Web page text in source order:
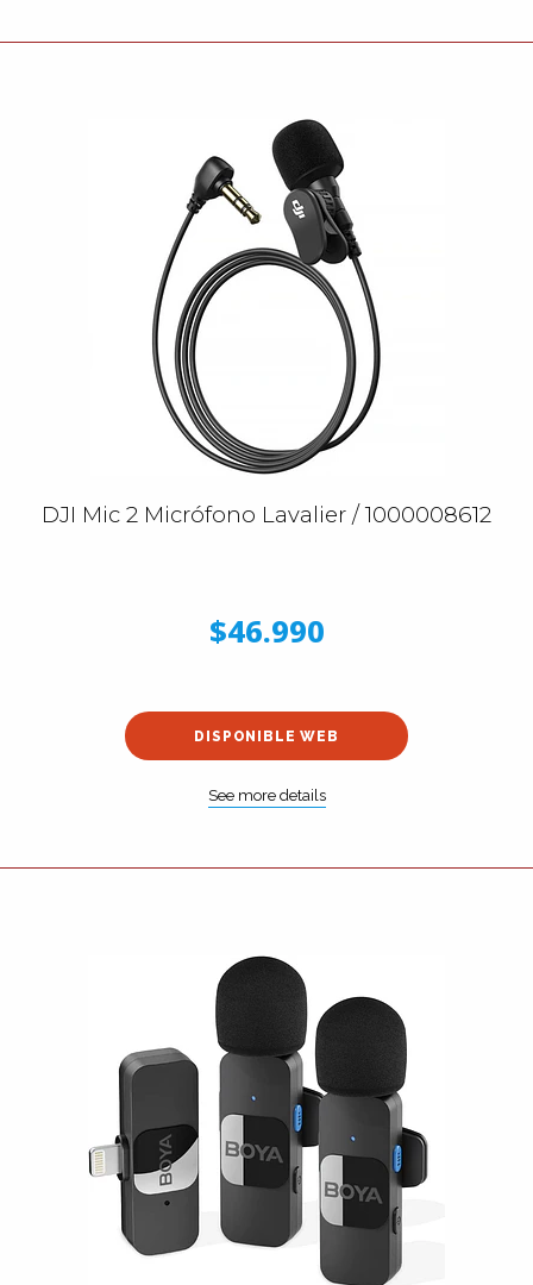
DJI Mic 2 Micrófono Lavalier / 1000008612
$46.990
DISPONIBLE WEB
See more details